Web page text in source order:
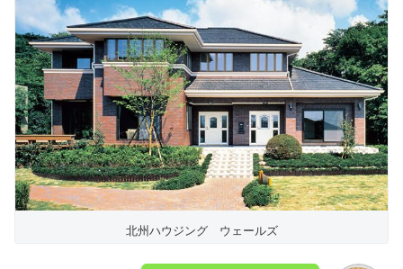
北州ハウジング ウェールズ